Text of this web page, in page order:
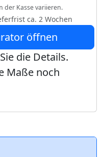
der Kasse variieren.
ca. 2 Wochen
öffnen
die Details.
Maße noch